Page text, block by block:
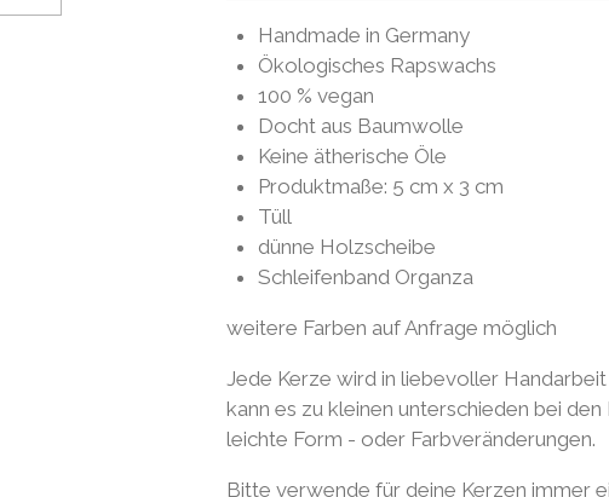
Handmade in Germany
Ökologisches Rapswachs
100 % vegan
Docht aus Baumwolle
Keine ätherische Öle
Produktmaße: 5 cm x 3 cm
Tüll
dünne Holzscheibe
Schleifenband Organza
weitere Farben auf Anfrage möglich
Jede Kerze wird in liebevoller
kann es zu kleinen unterschieden bei
leichte Form - oder Farbveränderungen.
Bitte verwende für deine Kerzen immer